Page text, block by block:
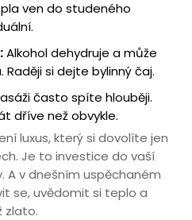
ven do studeného
Alkohol dehydruje a může
si dejte bylinný čaj.
často spíte hlouběji.
dříve než obvykle.
luxus, který si dovolíte jen
Je to investice do vaší
A v dnešním uspěchaném
se, uvědomit si teplo a
zlato.